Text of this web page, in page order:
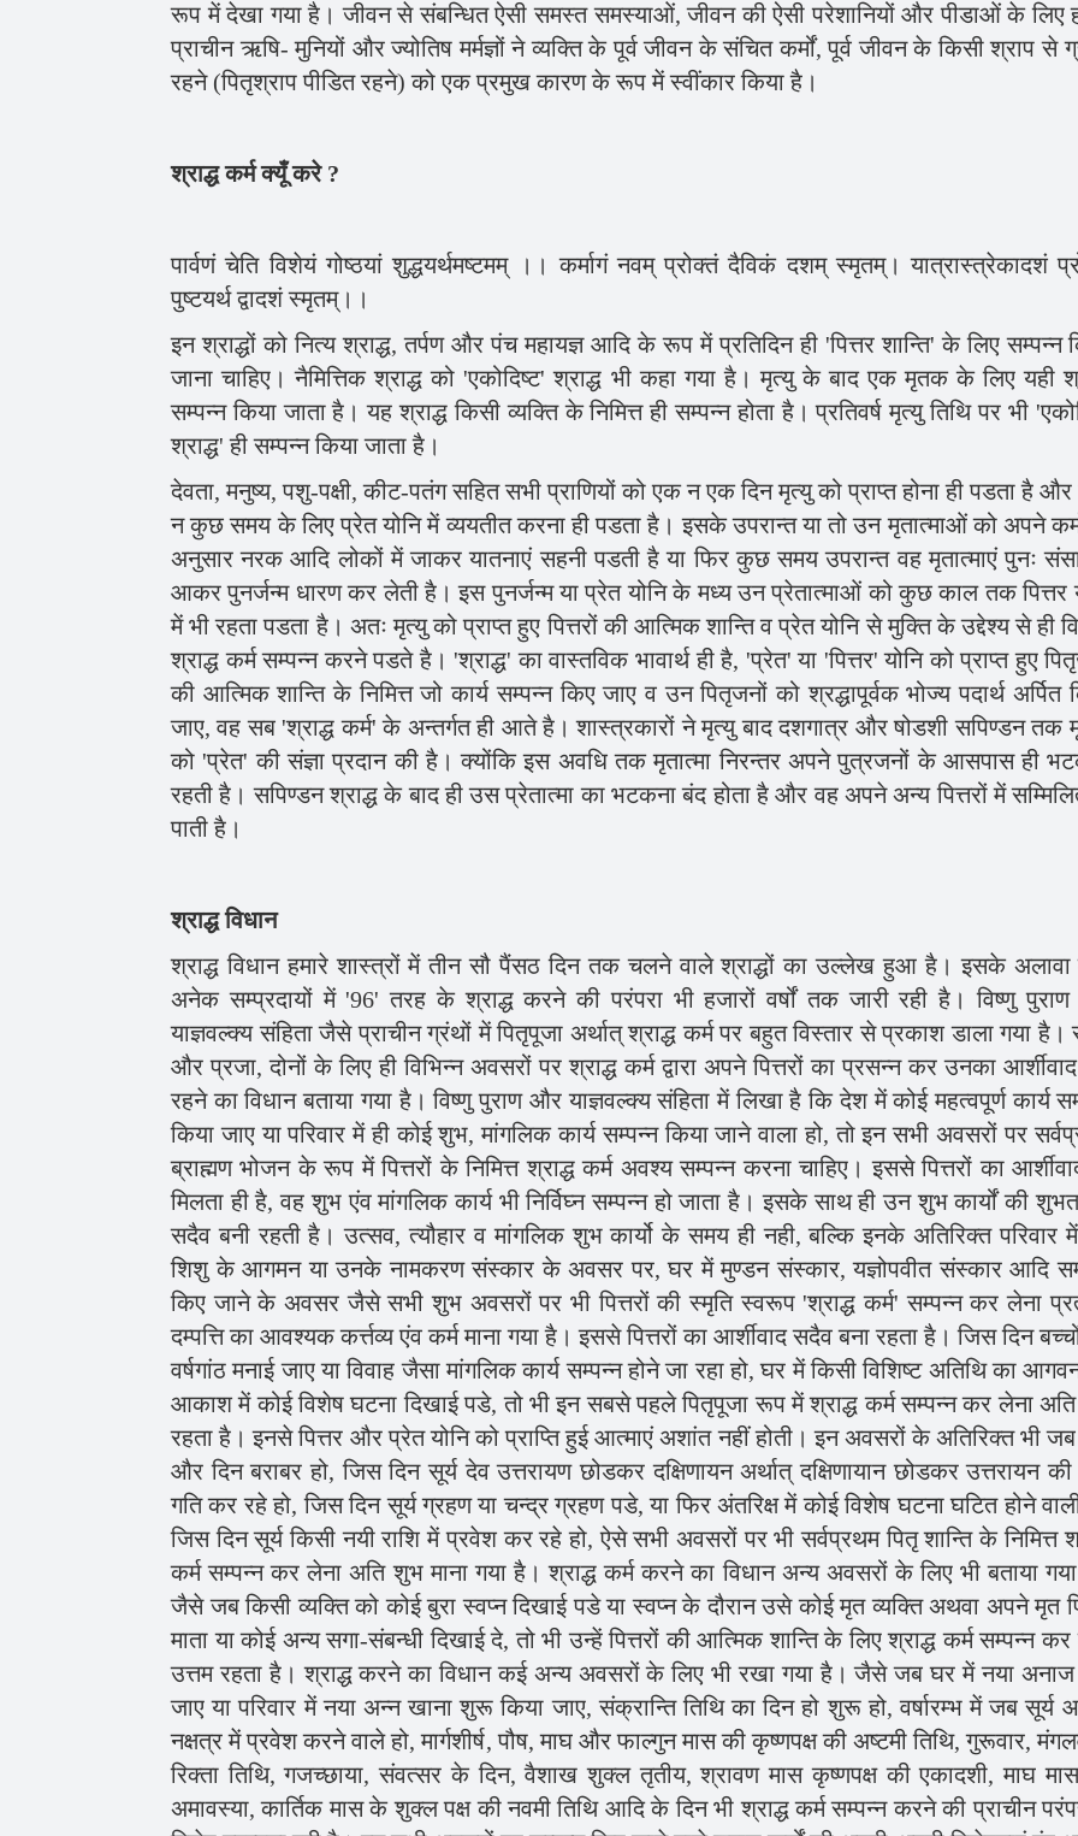
रूप में देखा गया है। जीवन से संबन्धित ऐसी समस्त समस्याओं, जीवन की ऐसी परेशानियों और पीडाओं के लिए
प्राचीन ऋषि- मुनियों और ज्योतिष मर्मज्ञों ने व्यक्ति के पूर्व जीवन के संचित कर्मों, पूर्व जीवन के किसी श्राप से
रहने (पितृश्राप पीडित रहने) को एक प्रमुख कारण के रूप में स्वींकार किया है।
श्राद्ध कर्म क्यूँ करे ?
पार्वणं चेति विशेयं गोष्ठयां शुद्धयर्थमष्टमम् ।। कर्मागं नवम् प्रोक्तं दैविकं दशम् स्मृतम्। यात्रास्त्रेकादशं
पुष्टयर्थ द्वादशं स्मृतम्।।
इन श्राद्धों को नित्य श्राद्ध, तर्पण और पंच महायज्ञ आदि के रूप में प्रतिदिन ही 'पित्तर शान्ति' के लिए सम्पन्न
जाना चाहिए। नैमित्तिक श्राद्ध को 'एकोदिष्ट' श्राद्ध भी कहा गया है। मृत्यु के बाद एक मृतक के लिए यही
सम्पन्न किया जाता है। यह श्राद्ध किसी व्यक्ति के निमित्त ही सम्पन्न होता है। प्रतिवर्ष मृत्यु तिथि पर भी
श्राद्ध' ही सम्पन्न किया जाता है।
देवता, मनुष्य, पशु-पक्षी, कीट-पतंग सहित सभी प्राणियों को एक न एक दिन मृत्यु को प्राप्त होना ही पडता है
न कुछ समय के लिए प्रेत योनि में व्ययतीत करना ही पडता है। इसके उपरान्त या तो उन मृतात्माओं को अपने
अनुसार नरक आदि लोकों में जाकर यातनाएं सहनी पडती है या फिर कुछ समय उपरान्त वह मृतात्माएं पुनः
आकर पुनर्जन्म धारण कर लेती है। इस पुनर्जन्म या प्रेत योनि के मध्य उन प्रेतात्माओं को कुछ काल तक पित्तर
में भी रहता पडता है। अतः मृत्यु को प्राप्त हुए पित्तरों की आत्मिक शान्ति व प्रेत योनि से मुक्ति के उद्देश्य से ही
श्राद्ध कर्म सम्पन्न करने पडते है। 'श्राद्ध' का वास्तविक भावार्थ ही है, 'प्रेत' या 'पित्तर' योनि को प्राप्त हुए
की आत्मिक शान्ति के निमित्त जो कार्य सम्पन्न किए जाए व उन पितृजनों को श्रद्धापूर्वक भोज्य पदार्थ अर्पित
जाए, वह सब 'श्राद्ध कर्म' के अन्तर्गत ही आते है। शास्त्रकारों ने मृत्यु बाद दशगात्र और षोडशी सपिण्डन तक
को 'प्रेत' की संज्ञा प्रदान की है। क्योंकि इस अवधि तक मृतात्मा निरन्तर अपने पुत्रजनों के आसपास ही
रहती है। सपिण्डन श्राद्ध के बाद ही उस प्रेतात्मा का भटकना बंद होता है और वह अपने अन्य पित्तरों में
पाती है।
श्राद्ध विधान
श्राद्ध विधान हमारे शास्त्रों में तीन सौ पैंसठ दिन तक चलने वाले श्राद्धों का उल्लेख हुआ है। इसके
अनेक सम्प्रदायों में '96' तरह के श्राद्ध करने की परंपरा भी हजारों वर्षों तक जारी रही है। विष्णु
याज्ञवल्क्य संहिता जैसे प्राचीन ग्रंथों में पितृपूजा अर्थात् श्राद्ध कर्म पर बहुत विस्तार से प्रकाश डाला गया है।
और प्रजा, दोनों के लिए ही विभिन्न अवसरों पर श्राद्ध कर्म द्वारा अपने पित्तरों का प्रसन्न कर उनका
रहने का विधान बताया गया है। विष्णु पुराण और याज्ञवल्क्य संहिता में लिखा है कि देश में कोई महत्वपूर्ण कार्य
किया जाए या परिवार में ही कोई शुभ, मांगलिक कार्य सम्पन्न किया जाने वाला हो, तो इन सभी अवसरों पर
ब्राह्मण भोजन के रूप में पित्तरों के निमित्त श्राद्ध कर्म अवश्य सम्पन्न करना चाहिए। इससे पित्तरों का
मिलता ही है, वह शुभ एंव मांगलिक कार्य भी निर्विघ्न सम्पन्न हो जाता है। इसके साथ ही उन शुभ कार्यों की
सदैव बनी रहती है। उत्सव, त्यौहार व मांगलिक शुभ कार्यो के समय ही नही, बल्कि इनके अतिरिक्त परिवार
शिशु के आगमन या उनके नामकरण संस्कार के अवसर पर, घर में मुण्डन संस्कार, यज्ञोपवीत संस्कार आदि
किए जाने के अवसर जैसे सभी शुभ अवसरों पर भी पित्तरों की स्मृति स्वरूप 'श्राद्ध कर्म' सम्पन्न कर लेना
दम्पत्ति का आवश्यक कर्त्तव्य एंव कर्म माना गया है। इससे पित्तरों का आर्शीवाद सदैव बना रहता है। जिस दिन
वर्षगांठ मनाई जाए या विवाह जैसा मांगलिक कार्य सम्पन्न होने जा रहा हो, घर में किसी विशिष्ट अतिथि का
आकाश में कोई विशेष घटना दिखाई पडे, तो भी इन सबसे पहले पितृपूजा रूप में श्राद्ध कर्म सम्पन्न कर लेना
रहता है। इनसे पित्तर और प्रेत योनि को प्राप्ति हुई आत्माएं अशांत नहीं होती। इन अवसरों के अतिरिक्त भी जब
और दिन बराबर हो, जिस दिन सूर्य देव उत्तरायण छोडकर दक्षिणायन अर्थात् दक्षिणायान छोडकर उत्तरायन
गति कर रहे हो, जिस दिन सूर्य ग्रहण या चन्द्र ग्रहण पडे, या फिर अंतरिक्ष में कोई विशेष घटना घटित होने
जिस दिन सूर्य किसी नयी राशि में प्रवेश कर रहे हो, ऐसे सभी अवसरों पर भी सर्वप्रथम पितृ शान्ति के निमित्त
कर्म सम्पन्न कर लेना अति शुभ माना गया है। श्राद्ध कर्म करने का विधान अन्य अवसरों के लिए भी बताया
जैसे जब किसी व्यक्ति को कोई बुरा स्वप्न दिखाई पडे या स्वप्न के दौरान उसे कोई मृत व्यक्ति अथवा अपने मृत
माता या कोई अन्य सगा-संबन्धी दिखाई दे, तो भी उन्हें पित्तरों की आत्मिक शान्ति के लिए श्राद्ध कर्म सम्पन्न
उत्तम रहता है। श्राद्ध करने का विधान कई अन्य अवसरों के लिए भी रखा गया है। जैसे जब घर में नया अनाज
जाए या परिवार में नया अन्न खाना शुरू किया जाए, संक्रान्ति तिथि का दिन हो शुरू हो, वर्षारम्भ में जब सूर्य
नक्षत्र में प्रवेश करने वाले हो, मार्गशीर्ष, पौष, माघ और फाल्गुन मास की कृष्णपक्ष की अष्टमी तिथि, गुरूवार,
रिक्ता तिथि, गजच्छाया, संवत्सर के दिन, वैशाख शुक्ल तृतीय, श्रावण मास कृष्णपक्ष की एकादशी, माघ
अमावस्या, कार्तिक मास के शुक्ल पक्ष की नवमी तिथि आदि के दिन भी श्राद्ध कर्म सम्पन्न करने की प्राचीन